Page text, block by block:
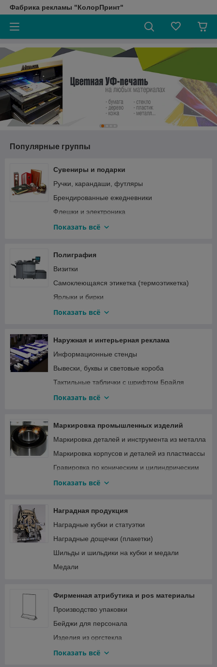
Фабрика рекламы "КолорПринт"
Популярные группы
Сувениры и подарки
Ручки, карандаши, футляры
Брендированные ежедневники
Флешки и электроника
Фотосувениры к праздникам
Посуда
Эко-сувениры из фанеры
Текстиль
Офисные принадлежности
Сувениры для торжественных мероприятий
Показать всё
Полиграфия
Визитки
Самоклеющаяся этикетка (термоэтикетка)
Ярлыки и бирки
Открытки
Буклеты и листовки
Журналы
Именные выпускные ленты
Блокноты
Конверты
Показать всё
Наружная и интерьерная реклама
Информационные стенды
Вывески, буквы и световые короба
Тактильные таблички с шрифтом Брайля
Знаки безопасности
Оформление витрин магазинов, кафе,
Товары для избирательных участков
Показать всё
Маркировка промышленных изделий
Маркировка деталей и инструмента из металла
Маркировка корпусов и деталей из пластмассы
Гравировка по коническим и цилиндрическим
Изготовление панелей приборов
Маркировка пластиковых пломб
Лазерная гравировка шкал
Гравировка столовых приборов и медицинского
Показать всё
Наградная продукция
Наградные кубки и статуэтки
Наградные дощечки (плакетки)
Шильды и шильдики на кубки и медали
Медали
Фирменная атрибутика и pos материалы
Производство упаковки
Бейджи для персонала
Изделия из оргстекла
Ценникодержатели
Показать всё